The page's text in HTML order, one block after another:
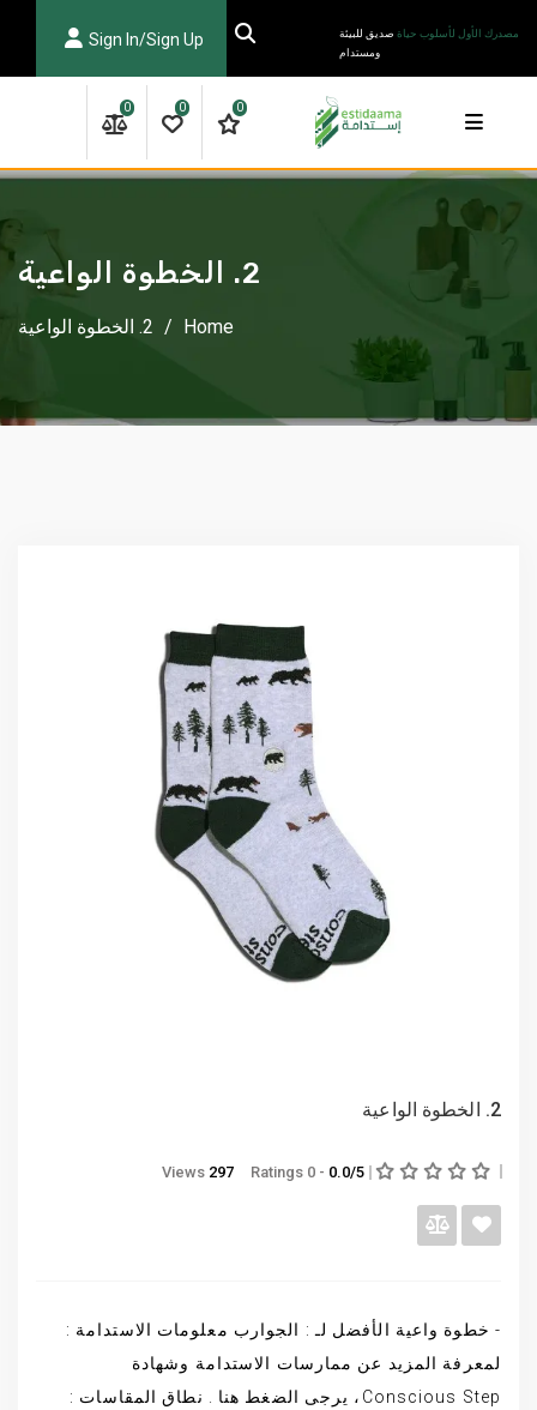
مصدرك الأول لأسلوب حياة صديق للبيئة
ومستدام
Sign In/Sign Up
0
0
0
2. الخطوة الواعية
Home
/ 2. الخطوة الواعية
2. الخطوة الواعية
0.0/5
- 0 Ratings
297
- خطوة واعية الأفضل لـ : الجوارب معلومات الاستدامة :
لمعرفة المزيد عن ممارسات الاستدامة وشهادة
Conscious Step، يرجى الضغط هنا . نطاق المقاسات :